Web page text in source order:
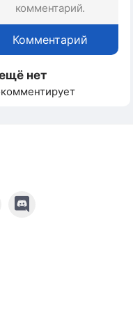
комментарий.
Комментарий
нет